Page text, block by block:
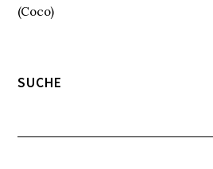
(Coco)
SUCHE